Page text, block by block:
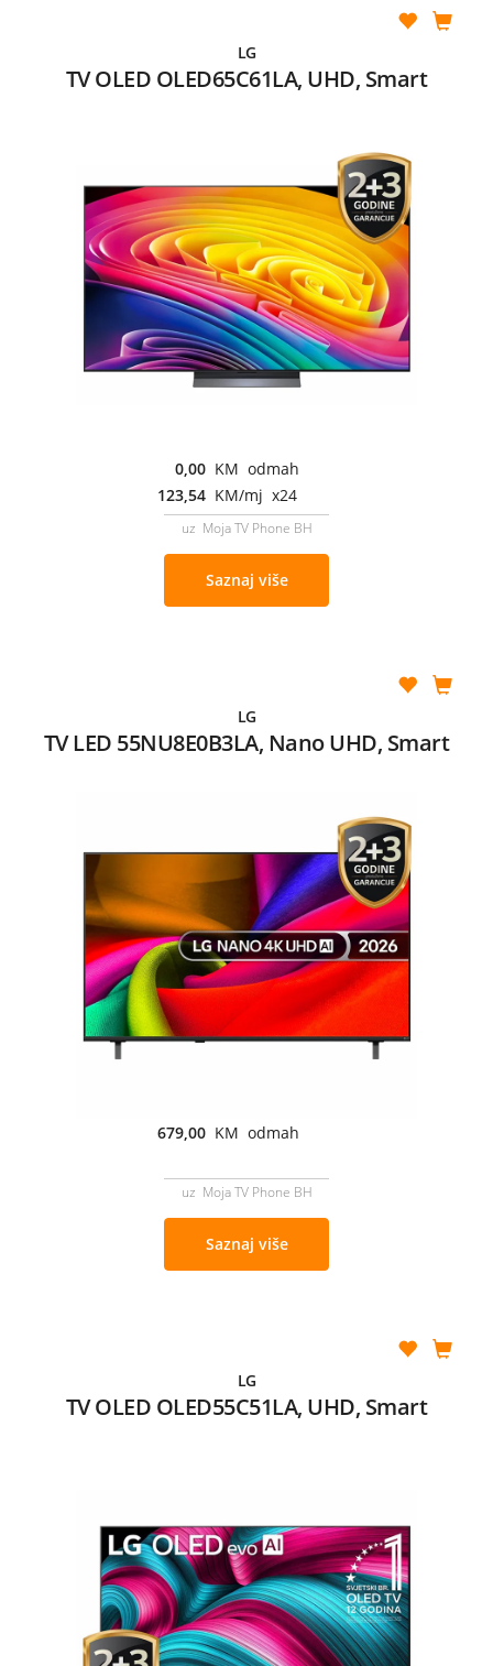
LG
TV OLED OLED65C61LA, UHD, Smart
0,00 KM odmah
123,54 KM/mj x24
uz Moja TV Phone BH
Saznaj više
LG
TV LED 55NU8E0B3LA, Nano UHD, Smart
679,00 KM odmah
uz Moja TV Phone BH
Saznaj više
LG
TV OLED OLED55C51LA, UHD, Smart